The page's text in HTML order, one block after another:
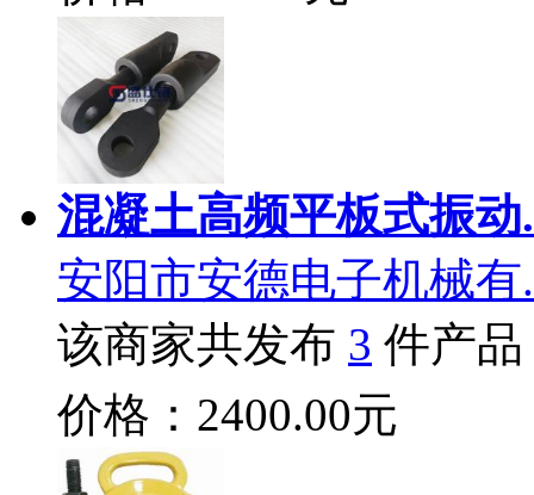
混凝土高频平板式振动
安阳市安德电子机械有
该商家共发布 3 件产品
价格：2400.00元